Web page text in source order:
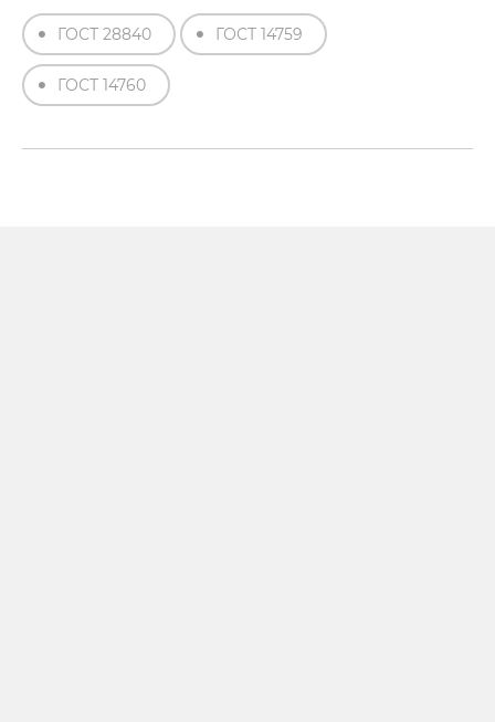
ГОСТ 28840 ГОСТ 14759
ГОСТ 14760